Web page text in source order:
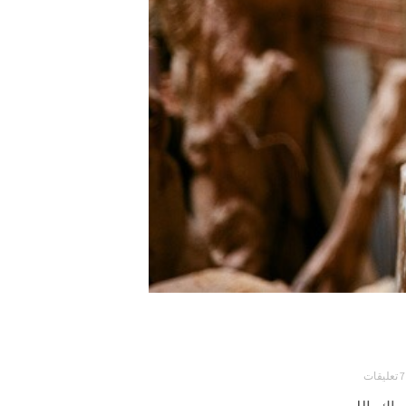
7 تعليقات